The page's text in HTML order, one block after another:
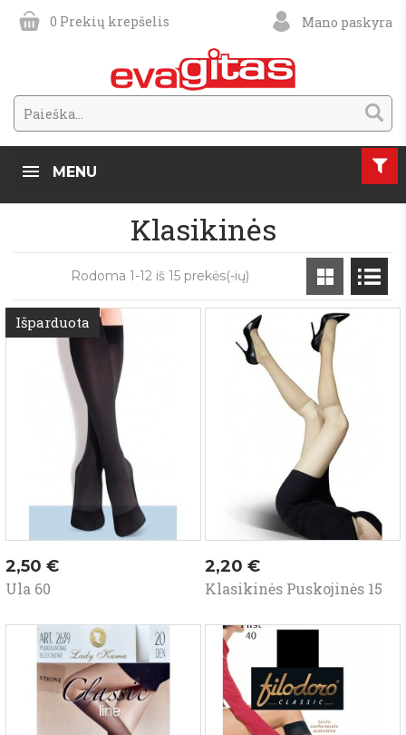
Mano paskyra
0 Prekių krepšelis
MENU
Klasikinės
Rodoma 1-12 iš 15 prekės(-ių)
Išparduota
Kaina
2,50 €
Ula 60
Kaina
2,20 €
Klasikinės Puskojinės 15